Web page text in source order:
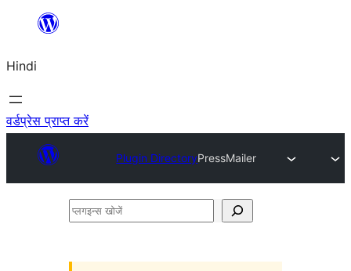
सामग्री
जाएं
Hindi
वर्डप्रेस प्राप्त करें
Plugin DirectoryPressMailer
प्लगइन्स